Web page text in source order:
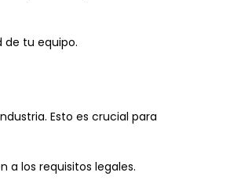
de tu equipo.
Esto es crucial para
a los requisitos legales.